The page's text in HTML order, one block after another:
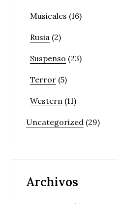
Musicales (16)
Rusia (2)
Suspenso (23)
Terror (5)
Western (11)
Uncategorized (29)
Archivos